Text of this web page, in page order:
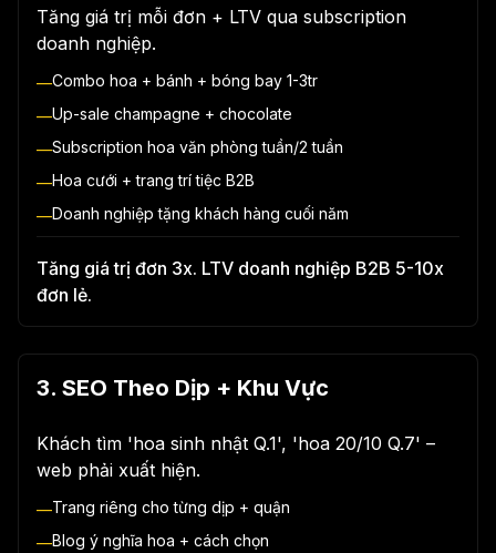
Tăng giá trị mỗi đơn + LTV qua subscription
doanh nghiệp.
—Combo hoa + bánh + bóng bay 1-3tr
—Up-sale champagne + chocolate
—Subscription hoa văn phòng tuần/2 tuần
—Hoa cưới + trang trí tiệc B2B
—Doanh nghiệp tặng khách hàng cuối năm
Tăng giá trị đơn 3x. LTV doanh nghiệp B2B 5-10x
đơn lẻ.
3. SEO Theo Dịp + Khu Vực
Khách tìm 'hoa sinh nhật Q.1', 'hoa 20/10 Q.7' –
web phải xuất hiện.
—Trang riêng cho từng dịp + quận
—Blog ý nghĩa hoa + cách chọn